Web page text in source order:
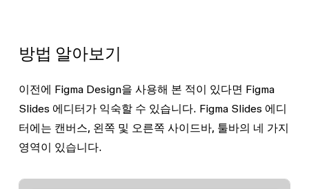
방법 알아보기
이전에 Figma Design을 사용해 본 적이 있다면 Figma
Slides 에디터가 익숙할 수 있습니다. Figma Slides 에디
터에는 캔버스, 왼쪽 및 오른쪽 사이드바, 툴바의 네 가지
영역이 있습니다.